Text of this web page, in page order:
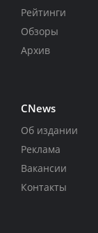
Рейтинги
Обзоры
Архив
CNews
Об издании
Реклама
Вакансии
Контакты